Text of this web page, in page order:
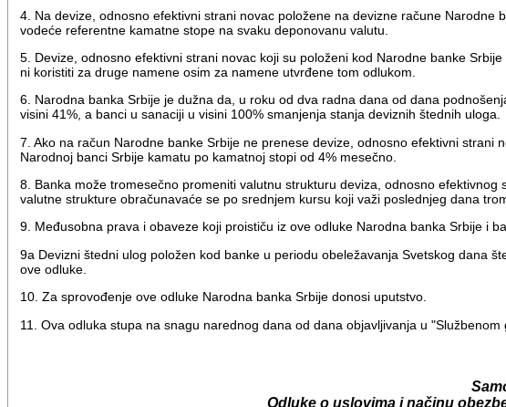
4. Na devize, odnosno efektivni strani novac položene na devizne račune
vodeće referentne kamatne stope na svaku deponovanu valutu.
5. Devize, odnosno efektivni strani novac koji su položeni kod Narodne banke
ni koristiti za druge namene osim za namene utvrđene tom odlukom.
6. Narodna banka Srbije je dužna da, u roku od dva radna dana od dana
visini 41%, a banci u sanaciji u visini 100% smanjenja stanja deviznih štednih uloga.
7. Ako na račun Narodne banke Srbije ne prenese devize, odnosno efektivni
Narodnoj banci Srbije kamatu po kamatnoj stopi od 4% mesečno.
8. Banka može tromesečno promeniti valutnu strukturu deviza, odnosno
valutne strukture obračunavaće se po srednjem kursu koji važi poslednjeg dana
9. Međusobna prava i obaveze koji proističu iz ove odluke Narodna banka Srbije i
9a Devizni štedni ulog položen kod banke u periodu obeležavanja Svetskog dana
ove odluke.
10. Za sprovođenje ove odluke Narodna banka Srbije donosi uputstvo.
11. Ova odluka stupa na snagu narednog dana od dana objavljivanja u "Službenom
Odluke o uslovima i načinu